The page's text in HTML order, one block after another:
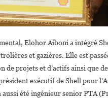
Elohor Aiboni a intégré
et gazières. Elle est
projets et d’actifs ainsi que
exécutif de Shell pour
aussi été ingénieur senior PTA